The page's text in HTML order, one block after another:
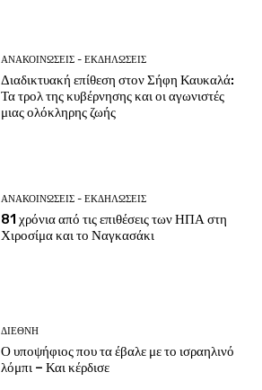
ΑΝΑΚΟΙΝΩΣΕΙΣ - ΕΚΔΗΛΩΣΕΙΣ
Διαδικτυακή επίθεση στον Σήφη Καυκαλά:
Τα τρολ της κυβέρνησης και οι αγωνιστές
μιας ολόκληρης ζωής
ΑΝΑΚΟΙΝΩΣΕΙΣ - ΕΚΔΗΛΩΣΕΙΣ
81 χρόνια από τις επιθέσεις των ΗΠΑ στη
Χιροσίμα και το Ναγκασάκι
ΔΙΕΘΝΗ
Ο υποψήφιος που τα έβαλε με το ισραηλινό
λόμπι – Και κέρδισε